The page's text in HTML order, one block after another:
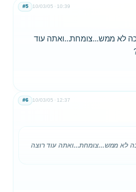
10/03/05 10:39
#5
לא ממש...צומחת...ואתה עוד
10/03/05 12:37
#6
לא ממש...צומחת...ואתה עוד רוצה